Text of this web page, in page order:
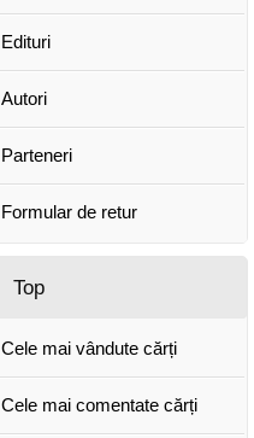
Edituri
Autori
Parteneri
Formular de retur
Top
Cele mai vândute cărți
Cele mai comentate cărți